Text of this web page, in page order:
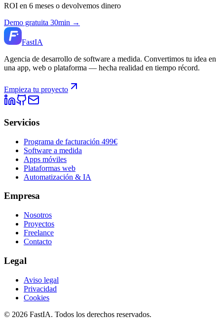
ROI en 6 meses o devolvemos dinero
Demo gratuita 30min →
FastIA
Agencia de desarrollo de software a medida. Convertimos tu idea en
una app, web o plataforma — hecha realidad en tiempo récord.
Empieza tu proyecto
Servicios
Programa de facturación 499€
Software a medida
Apps móviles
Plataformas web
Automatización & IA
Empresa
Nosotros
Proyectos
Freelance
Contacto
Legal
Aviso legal
Privacidad
Cookies
© 2026 FastIA. Todos los derechos reservados.